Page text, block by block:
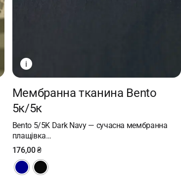
i
Mембранна тканина Bento
5к/5к
Bento 5/5K Dark Navy — сучасна мембранна
плащівка…
176,00₴